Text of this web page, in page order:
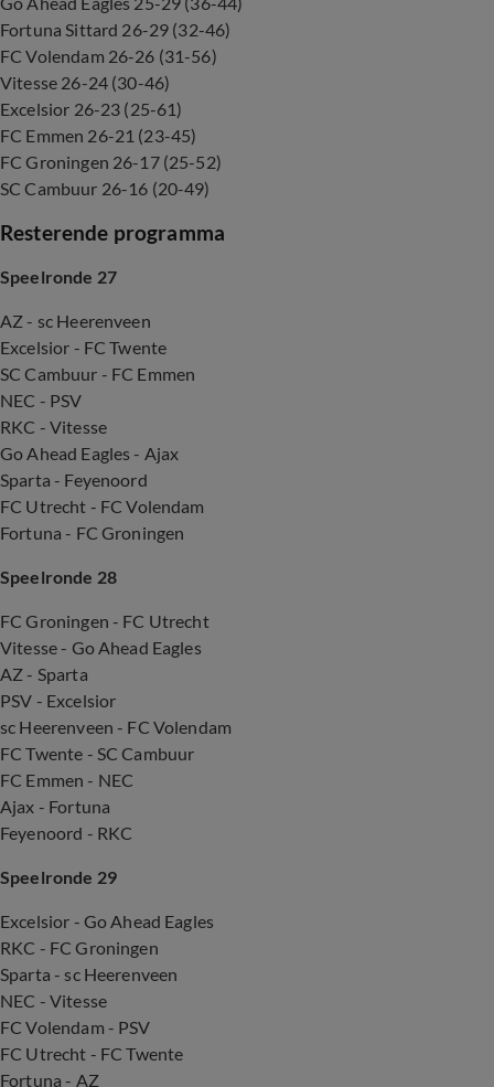
Fortuna Sittard 26-29 (32-46)
FC Volendam 26-26 (31-56)
Vitesse 26-24 (30-46)
Excelsior 26-23 (25-61)
FC Emmen 26-21 (23-45)
FC Groningen 26-17 (25-52)
SC Cambuur 26-16 (20-49)
Resterende programma
Speelronde 27
AZ - sc Heerenveen
Excelsior - FC Twente
SC Cambuur - FC Emmen
NEC - PSV
RKC - Vitesse
Go Ahead Eagles - Ajax
Sparta - Feyenoord
FC Utrecht - FC Volendam
Fortuna - FC Groningen
Speelronde 28
FC Groningen - FC Utrecht
Vitesse - Go Ahead Eagles
AZ - Sparta
PSV - Excelsior
sc Heerenveen - FC Volendam
FC Twente - SC Cambuur
FC Emmen - NEC
Ajax - Fortuna
Feyenoord - RKC
Speelronde 29
Excelsior - Go Ahead Eagles
RKC - FC Groningen
Sparta - sc Heerenveen
NEC - Vitesse
FC Volendam - PSV
FC Utrecht - FC Twente
Fortuna - AZ